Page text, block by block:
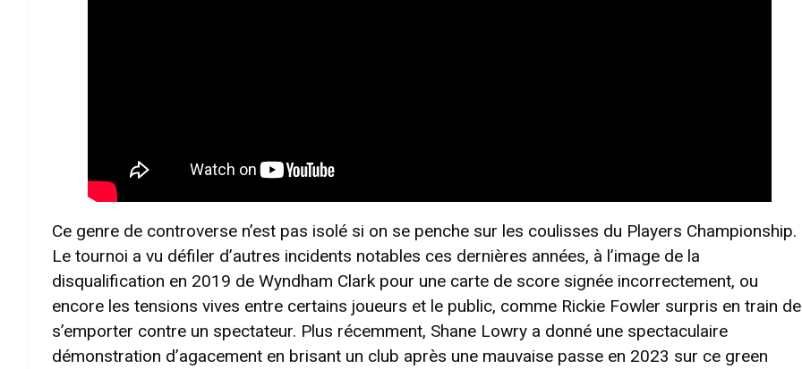
Ce genre de controverse n’est pas isolé si on se penche sur les coulisses du Players Championship.
Le tournoi a vu défiler d’autres incidents notables ces dernières années, à l’image de la
disqualification en 2019 de Wyndham Clark pour une carte de score signée incorrectement, ou
encore les tensions vives entre certains joueurs et le public, comme Rickie Fowler surpris en train de
s’emporter contre un spectateur. Plus récemment, Shane Lowry a donné une spectaculaire
démonstration d’agacement en brisant un club après une mauvaise passe en 2023 sur ce green